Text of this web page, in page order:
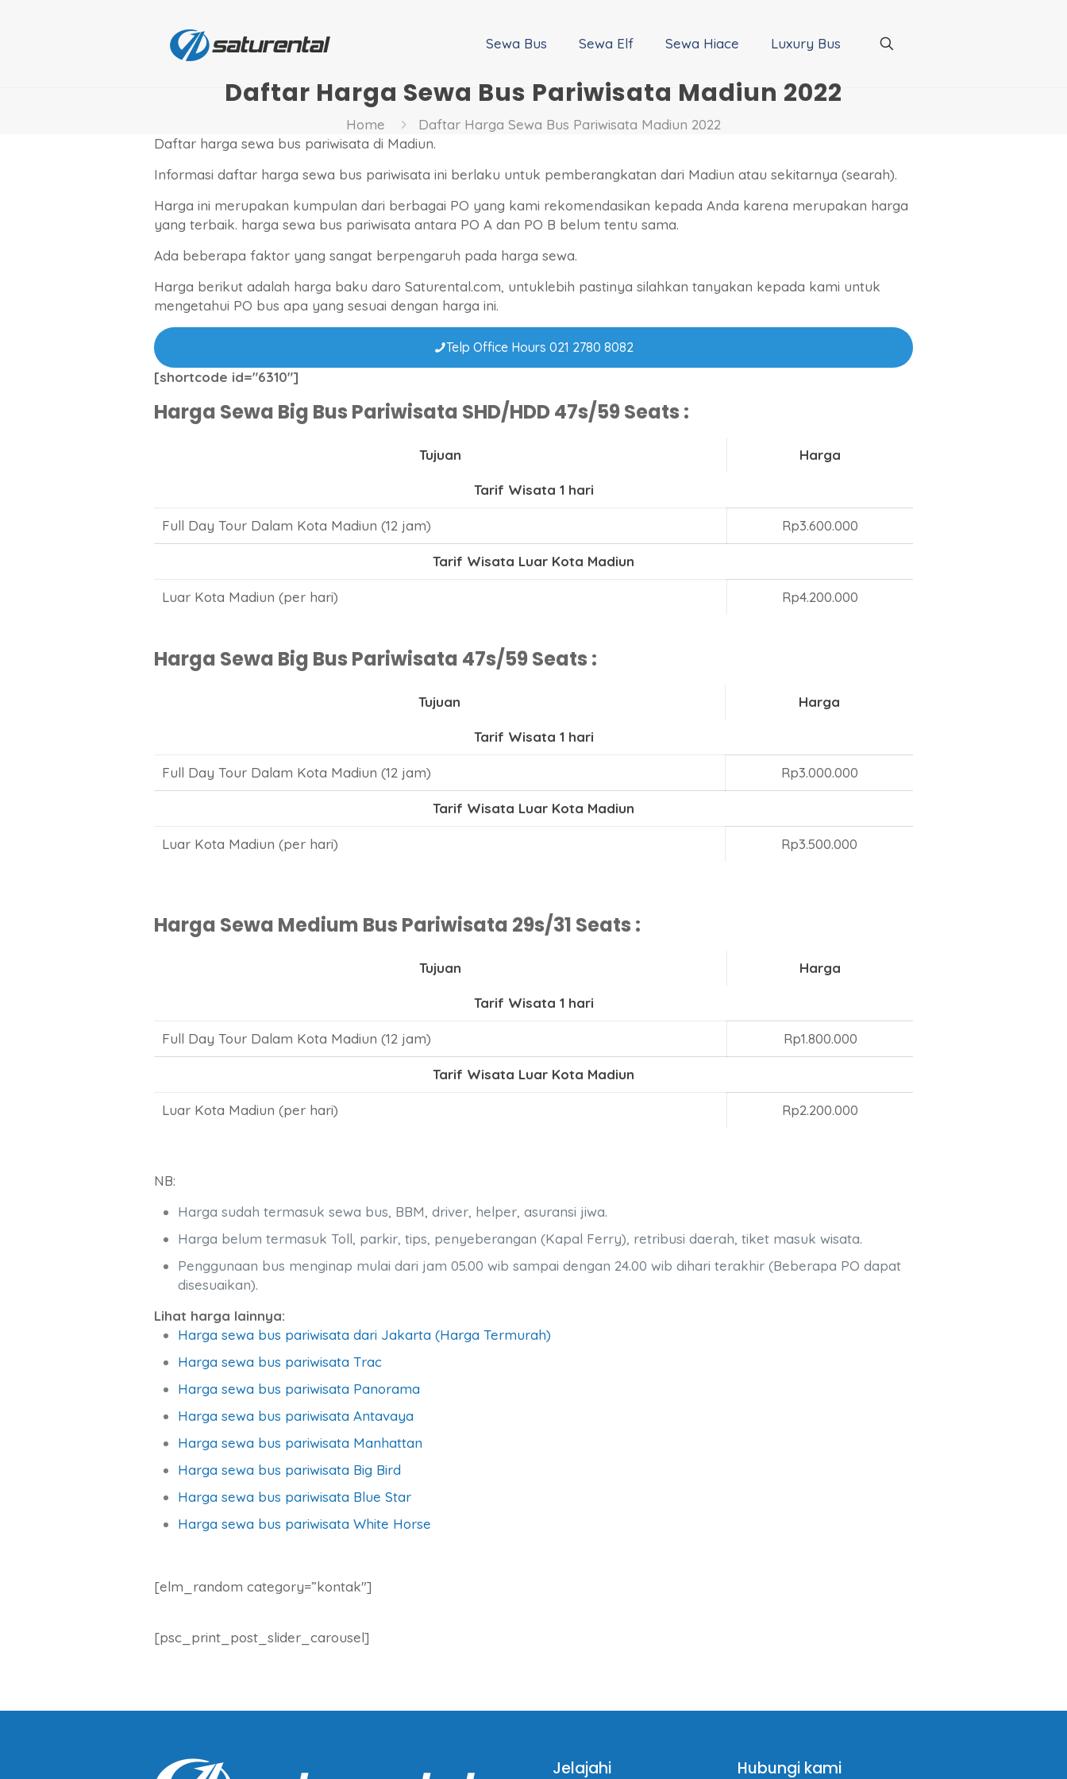
Sewa Bus Sewa Elf Sewa Hiace Luxury Bus
Daftar Harga Sewa Bus Pariwisata Madiun 2022
Home
Daftar Harga Sewa Bus Pariwisata Madiun 2022
Daftar harga sewa bus pariwisata di Madiun.
Informasi daftar harga sewa bus pariwisata ini berlaku untuk pemberangkatan dari Madiun atau sekitarnya (searah).
Harga ini merupakan kumpulan dari berbagai PO yang kami rekomendasikan kepada Anda karena merupakan harga
yang terbaik. harga sewa bus pariwisata antara PO A dan PO B belum tentu sama.
Ada beberapa faktor yang sangat berpengaruh pada harga sewa.
Harga berikut adalah harga baku daro Saturental.com, untuklebih pastinya silahkan tanyakan kepada kami untuk
mengetahui PO bus apa yang sesuai dengan harga ini.
Telp Office Hours 021 2780 8082
[shortcode id="6310"]
Harga Sewa Big Bus Pariwisata SHD/HDD 47s/59 Seats :
Tujuan Harga
Tarif Wisata 1 hari
Full Day Tour Dalam Kota Madiun (12 jam) Rp3.600.000
Tarif Wisata Luar Kota Madiun
Luar Kota Madiun (per hari) Rp4.200.000
Harga Sewa Big Bus Pariwisata 47s/59 Seats :
Tujuan Harga
Tarif Wisata 1 hari
Full Day Tour Dalam Kota Madiun (12 jam) Rp3.000.000
Tarif Wisata Luar Kota Madiun
Luar Kota Madiun (per hari) Rp3.500.000
Harga Sewa Medium Bus Pariwisata 29s/31 Seats :
Tujuan Harga
Tarif Wisata 1 hari
Full Day Tour Dalam Kota Madiun (12 jam) Rp1.800.000
Tarif Wisata Luar Kota Madiun
Luar Kota Madiun (per hari) Rp2.200.000
NB:
Harga sudah termasuk sewa bus, BBM, driver, helper, asuransi jiwa.
Harga belum termasuk Toll, parkir, tips, penyeberangan (Kapal Ferry), retribusi daerah, tiket masuk wisata.
Penggunaan bus menginap mulai dari jam 05.00 wib sampai dengan 24.00 wib dihari terakhir (Beberapa PO dapat
disesuaikan).
Lihat harga lainnya:
Harga sewa bus pariwisata dari Jakarta (Harga Termurah)
Harga sewa bus pariwisata Trac
Harga sewa bus pariwisata Panorama
Harga sewa bus pariwisata Antavaya
Harga sewa bus pariwisata Manhattan
Harga sewa bus pariwisata Big Bird
Harga sewa bus pariwisata Blue Star
Harga sewa bus pariwisata White Horse
[elm_random category=”kontak″]
[psc_print_post_slider_carousel]
Jelajahi Hubungi kami